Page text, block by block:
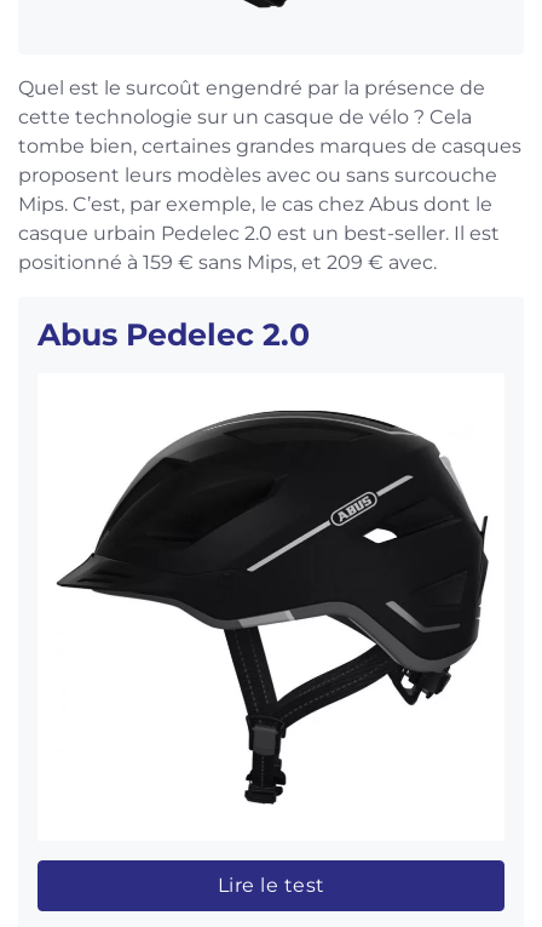
Quel est le surcoût engendré par la présence de
cette technologie sur un casque de vélo ? Cela
tombe bien, certaines grandes marques de casques
proposent leurs modèles avec ou sans surcouche
Mips. C’est, par exemple, le cas chez Abus dont le
casque urbain Pedelec 2.0 est un best-seller. Il est
positionné à 159 € sans Mips, et 209 € avec.
Abus Pedelec 2.0
Lire le test